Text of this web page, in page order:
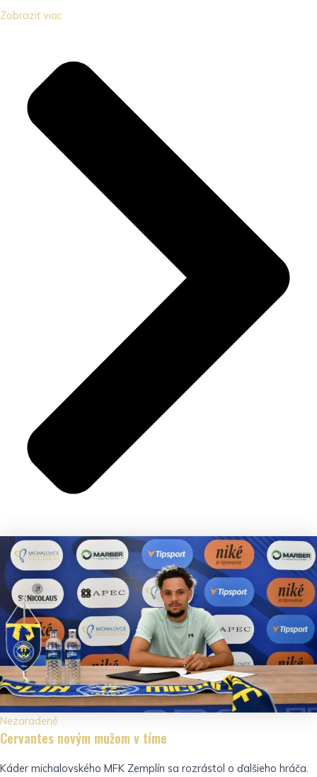
Zobraziť viac
Nezaradené
Cervantes novým mužom v tíme
Káder michalovského MFK Zemplín sa rozrástol o ďalšieho hráča.